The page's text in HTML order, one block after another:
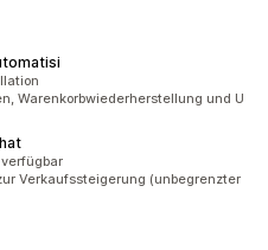
Warenkorbwiederherstellung und U
Verkaufssteigerung (unbegrenzter